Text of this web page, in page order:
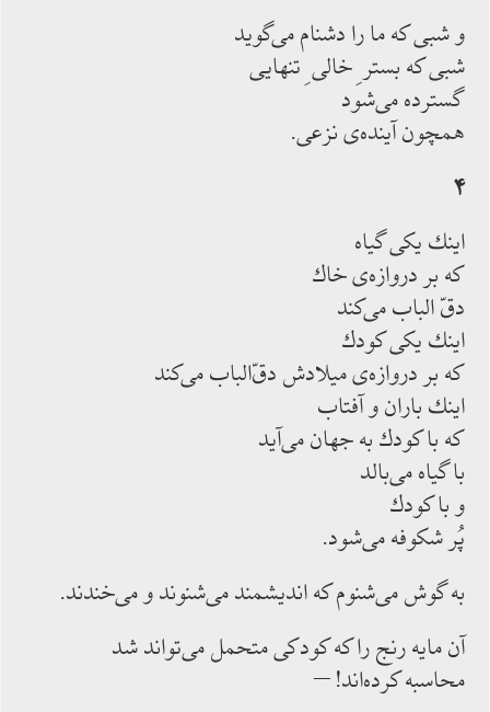
و شبى كه ما را دشنام مى‌گويد
شبى كه بستر ِ خالى ِ تنهايى
گسترده مى‌شود
همچون آينده‌ى نزعى.
۴
اينك يكى گياه
كه بر دروازه‌ى خاك
دقّ الباب مى‌كند
اينك يكى كودك
كه بر دروازه‌ى ميلادش دقّ‌الباب مى‌كند
اينك باران و آفتاب
كه با كودك به جهان مى‌آيد
با گياه مى‌بالد
و با كودك
پُر شكوفه مى‌شود.
به گوش مى‌شنوم كه انديشمند مى‌شنوند و مى‌خندند.
آن مايه رنج را كه كودكى متحمل مى‌تواند شد
محاسبه كرده‌اند! –